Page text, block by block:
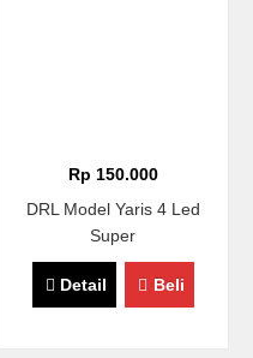
Rp 150.000
DRL Model Yaris 4 Led
Super
Detail Beli